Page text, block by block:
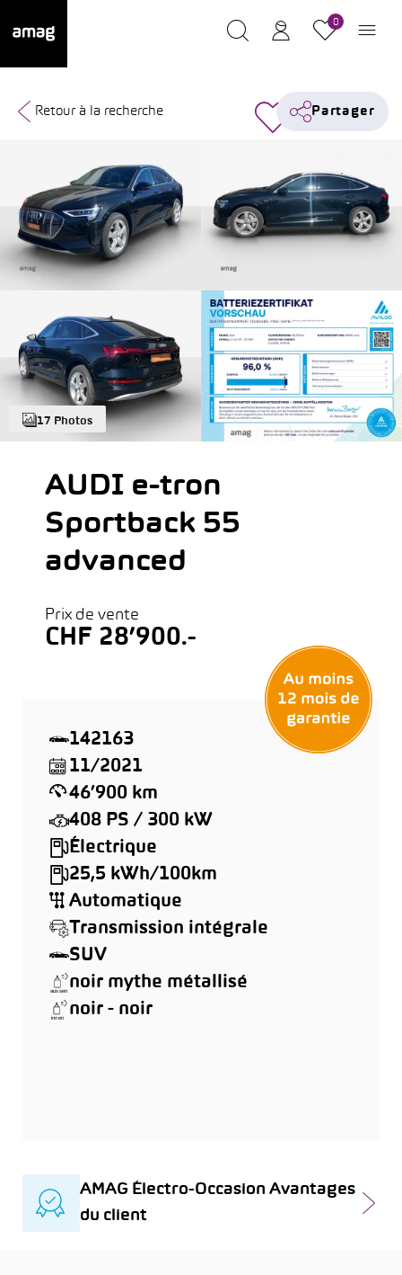
0
17 Photos
Retour à la recherche Partager
AUDI e-tron
Sportback 55
advanced
Prix de vente
CHF 28’900.-
142163
11/2021
46’900 km
408 PS / 300 kW
Électrique
25,5 kWh/100km
Automatique
Transmission intégrale
SUV
noir mythe métallisé
noir - noir
AMAG Électro-Occasion Avantages
du client